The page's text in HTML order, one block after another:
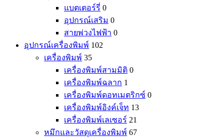
แบตเตอร์รี่ 0
อุปกรณ์เสริม 0
สายพ่วงไฟฟ้า 0
อุปกรณ์เครื่องพิมพ์ 102
เครื่องพิมพ์ 35
เครื่องพิมพ์สามมิติ 0
เครื่องพิมพ์ฉลาก 1
เครื่องพิมพ์ดอทเมตริกซ์ 0
เครื่องพิมพ์อิงค์เจ็ท 13
เครื่องพิมพ์เลเซอร์ 21
หมึกและวัสดุเครื่องพิมพ์ 67